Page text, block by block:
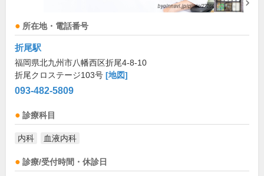
所在地・電話番号
折尾駅
福岡県北九州市八幡西区折尾4-8-10
折尾クロステージ103号 [地図]
093-482-5809
診療科目
内科 血液内科
診療/受付時間・休診日